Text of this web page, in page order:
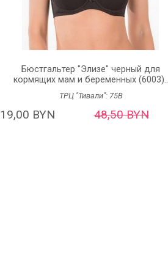
Бюстгальтер "Элизе" черный для
кормящих мам и беременных (6003)..
ТРЦ "Тивали": 75B
19,00 BYN 48,50 BYN